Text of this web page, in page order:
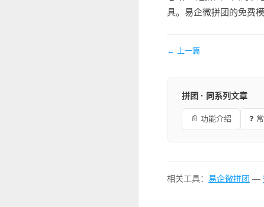
具。易企微拼团的免费
← 上一篇
拼团 · 同系列文章
📄 功能介绍 ❓
相关工具： 易企微拼团 —